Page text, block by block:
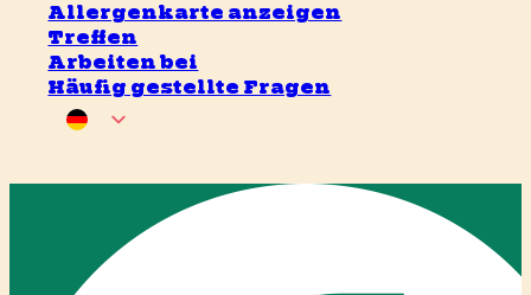
Allergenkarte anzeigen
Treffen
Arbeiten bei
Häufig gestellte Fragen